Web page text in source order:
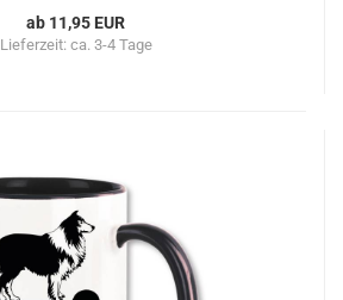
ab 11,95 EUR
Lieferzeit: ca. 3-4 Tage